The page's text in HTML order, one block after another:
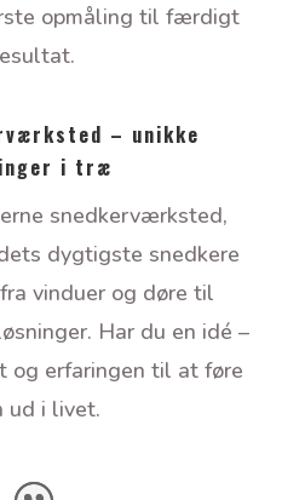
opmåling til færdigt
– unikke
i træ
snedkerværksted,
dygtigste snedkere
vinduer og døre til
Har du en idé –
og erfaringen til at føre
ud i livet.